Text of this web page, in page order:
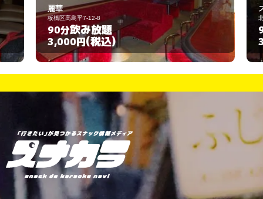
麗華
板橋区高島平7-12-8
90分飲み放題
3,000円(税込)